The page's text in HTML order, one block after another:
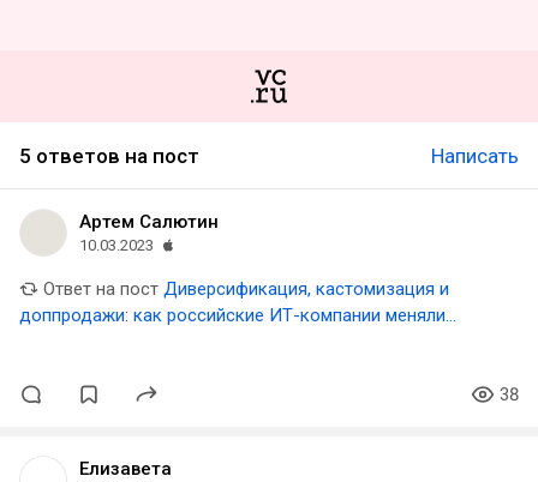
5 ответов на пост Написать
Артем Салютин
10.03.2023
Ответ на пост Диверсификация, кастомизация и
доппродажи: как российские ИТ-компании меняли
38
Елизавета